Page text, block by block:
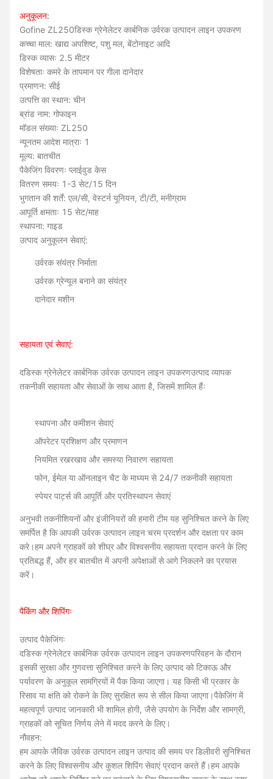
अनुकूलन:
Gofine ZL250डिस्क ग्रेनेलेटर कार्बनिक उर्वरक उत्पादन लाइन उपकरण
कच्चा माल: खाद्य अपशिष्ट, पशु मल, बेंटोनाइट आदि
डिस्क व्यासः 2.5 मीटर
विशेषताः कमरे के तापमान पर गीला दानेदार
प्रमाणन: सीई
उत्पत्ति का स्थान: चीन
ब्रांड नाम: गोफाइन
मॉडल संख्याः ZL250
न्यूनतम आदेश मात्राः 1
मूल्य: बातचीत
पैकेजिंग विवरणः प्लाईवुड केस
वितरण समयः 1-3 सेट/15 दिन
भुगतान की शर्तें: एल/सी, वेस्टर्न यूनियन, टी/टी, मनीग्राम
आपूर्ति क्षमताः 15 सेट/माह
स्थापना: गाइड
उत्पाद अनुकूलन सेवाएं:
उर्वरक संयंत्र निर्माता
उर्वरक ग्रेन्यूल बनाने का संयंत्र
दानेदार मशीन
सहायता एवं सेवाएं:
दडिस्क ग्रेनेलेटर कार्बनिक उर्वरक उत्पादन लाइन उपकरणउत्पाद व्यापक
तकनीकी सहायता और सेवाओं के साथ आता है, जिसमें शामिल हैंः
स्थापना और कमीशन सेवाएं
ऑपरेटर प्रशिक्षण और प्रमाणन
नियमित रखरखाव और समस्या निवारण सहायता
फोन, ईमेल या ऑनलाइन चैट के माध्यम से 24/7 तकनीकी सहायता
स्पेयर पार्ट्स की आपूर्ति और प्रतिस्थापन सेवाएं
अनुभवी तकनीशियनों और इंजीनियरों की हमारी टीम यह सुनिश्चित करने के लिए
समर्पित है कि आपकी उर्वरक उत्पादन लाइन चरम प्रदर्शन और दक्षता पर काम
करे।हम अपने ग्राहकों को शीघ्र और विश्वसनीय सहायता प्रदान करने के लिए
प्रतिबद्ध हैं, और हर बातचीत में अपनी अपेक्षाओं से आगे निकलने का प्रयास
करें।
पैकिंग और शिपिंगः
उत्पाद पैकेजिंगः
दडिस्क ग्रेनेलेटर कार्बनिक उर्वरक उत्पादन लाइन उपकरणपरिवहन के दौरान
इसकी सुरक्षा और गुणवत्ता सुनिश्चित करने के लिए उत्पाद को टिकाऊ और
पर्यावरण के अनुकूल सामग्रियों में पैक किया जाएगा। यह किसी भी प्रकार के
रिसाव या क्षति को रोकने के लिए सुरक्षित रूप से सील किया जाएगा।पैकेजिंग में
महत्वपूर्ण उत्पाद जानकारी भी शामिल होगी, जैसे उपयोग के निर्देश और सामग्री,
ग्राहकों को सूचित निर्णय लेने में मदद करने के लिए।
नौवहन:
हम आपके जैविक उर्वरक उत्पादन लाइन उत्पाद की समय पर डिलीवरी सुनिश्चित
करने के लिए विश्वसनीय और कुशल शिपिंग सेवाएं प्रदान करते हैं।हम आपके